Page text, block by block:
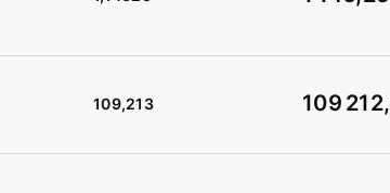
109,213 109